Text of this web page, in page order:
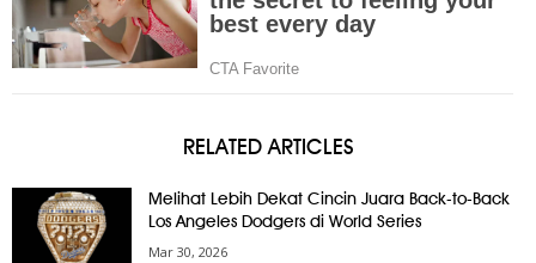
RELATED ARTICLES
Melihat Lebih Dekat Cincin Juara Back-to-Back
Los Angeles Dodgers di World Series
Mar 30, 2026